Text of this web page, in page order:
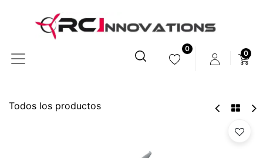
0
0
Todos los productos